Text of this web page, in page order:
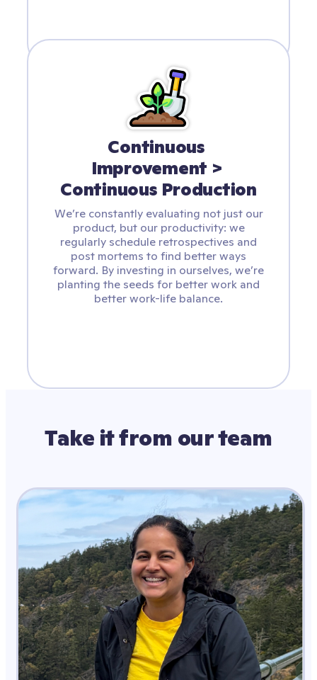
Continuous
Improvement >
Continuous Production
We’re constantly evaluating not just our
product, but our productivity: we
regularly schedule retrospectives and
post mortems to find better ways
forward. By investing in ourselves, we’re
planting the seeds for better work and
better work-life balance.
Take it from our team